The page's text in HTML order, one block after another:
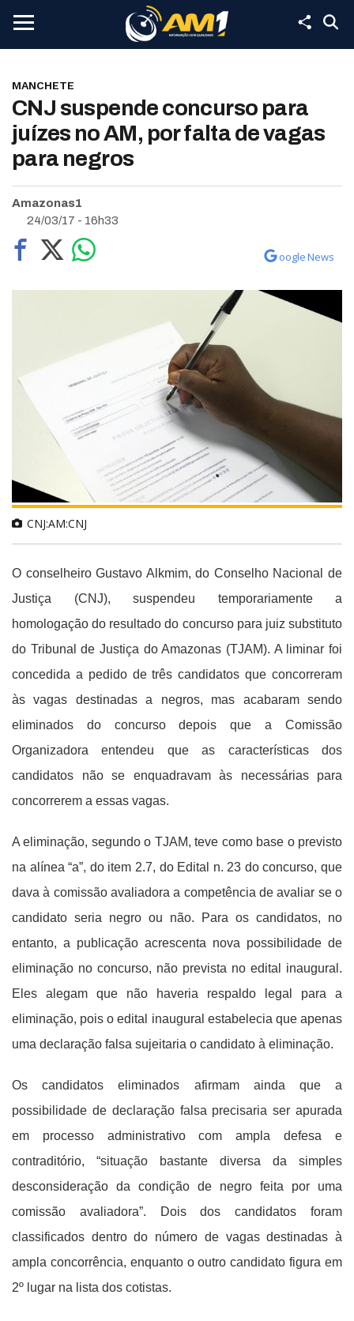
MANCHETE
CNJ suspende concurso para
juízes no AM, por falta de vagas
para negros
Amazonas1
24/03/17 - 16h33
oogle News
CNJ:AM:CNJ
O conselheiro Gustavo Alkmim, do Conselho Nacional de
Justiça (CNJ), suspendeu temporariamente a
homologação do resultado do concurso para juiz substituto
do Tribunal de Justiça do Amazonas (TJAM). A liminar foi
concedida a pedido de três candidatos que concorreram
às vagas destinadas a negros, mas acabaram sendo
eliminados do concurso depois que a Comissão
Organizadora entendeu que as características dos
candidatos não se enquadravam às necessárias para
concorrerem a essas vagas.
A eliminação, segundo o TJAM, teve como base o previsto
na alínea “a”, do item 2.7, do Edital n. 23 do concurso, que
dava à comissão avaliadora a competência de avaliar se o
candidato seria negro ou não. Para os candidatos, no
entanto, a publicação acrescenta nova possibilidade de
eliminação no concurso, não prevista no edital inaugural.
Eles alegam que não haveria respaldo legal para a
eliminação, pois o edital inaugural estabelecia que apenas
uma declaração falsa sujeitaria o candidato à eliminação.
Os candidatos eliminados afirmam ainda que a
possibilidade de declaração falsa precisaria ser apurada
em processo administrativo com ampla defesa e
contraditório, “situação bastante diversa da simples
desconsideração da condição de negro feita por uma
comissão avaliadora”. Dois dos candidatos foram
classificados dentro do número de vagas destinadas à
ampla concorrência, enquanto o outro candidato figura em
2º lugar na lista dos cotistas.